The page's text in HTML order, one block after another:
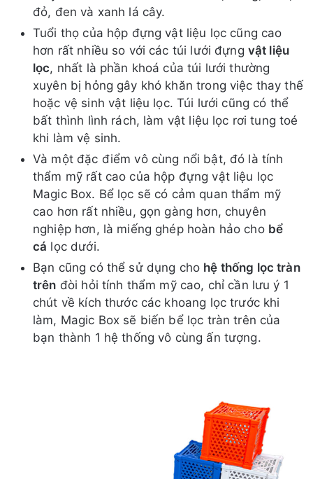
đỏ, đen và xanh lá cây.
Tuổi thọ của hộp đựng vật liệu lọc cũng cao
hơn rất nhiều so với các túi lưới đựng vật liệu
lọc, nhất là phần khoá của túi lưới thường
xuyên bị hỏng gây khó khăn trong việc thay thế
hoặc vệ sinh vật liệu lọc. Túi lưới cũng có thể
bất thình lình rách, làm vật liệu lọc rơi tung toé
khi làm vệ sinh.
Và một đặc điểm vô cùng nổi bật, đó là tính
thẩm mỹ rất cao của hộp đựng vật liệu lọc
Magic Box. Bể lọc sẽ có cảm quan thẩm mỹ
cao hơn rất nhiều, gọn gàng hơn, chuyên
nghiệp hơn, là miếng ghép hoàn hảo cho bể
cá lọc dưới.
Bạn cũng có thể sử dụng cho hệ thống lọc tràn
trên đòi hỏi tính thẩm mỹ cao, chỉ cần lưu ý 1
chút về kích thước các khoang lọc trước khi
làm, Magic Box sẽ biến bể lọc tràn trên của
bạn thành 1 hệ thống vô cùng ấn tượng.